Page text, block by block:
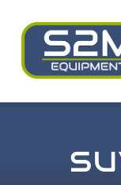
contenu
Nos savoir-faire